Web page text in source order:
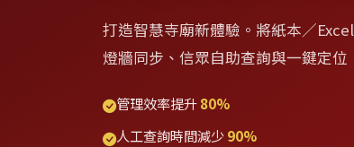
打造智慧寺廟新體驗。將紙本／
燈牆同步、信眾自助查詢與一鍵定位
管理效率提升80%
人工查詢時間減少90%